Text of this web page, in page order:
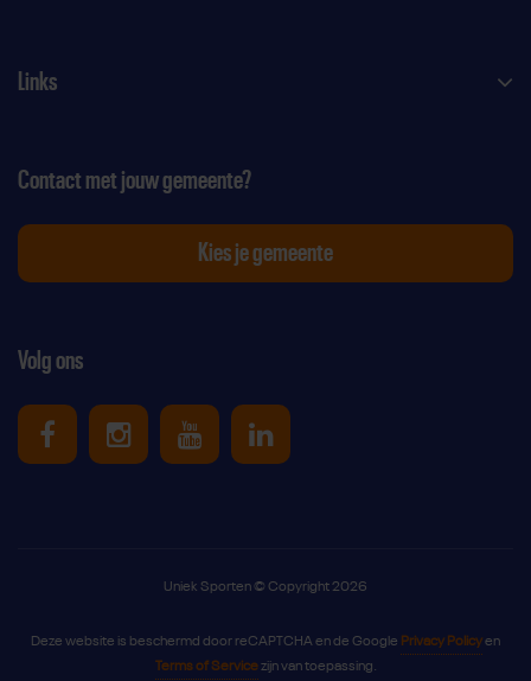
Links
Volg ons
Uniek Sporten op Facebook
Uniek Sporten op Instagram
Uniek Sporten op Youtube
Uniek Sporten op
Contact met jouw gemeente?
Kies je gemeente
Uniek Sporten © Copyright 2026
Deze website is beschermd door reCAPTCHA en de Google Privacy Policyen
Terms of Servicezijn van toepassing.